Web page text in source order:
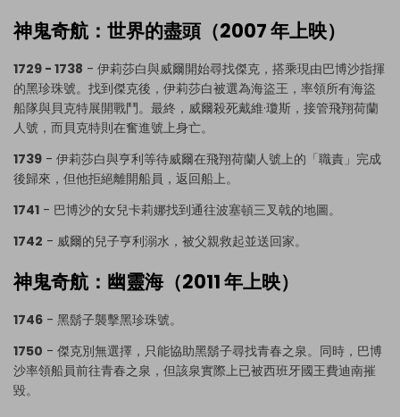
點擊查看完整尺寸圖片並線上編輯
神鬼奇航：世界的盡頭（2007 年上映）
1729 - 1738 - 伊莉莎白與威爾開始尋找傑克，搭乘現由巴博沙指揮
的黑珍珠號。找到傑克後，伊莉莎白被選為海盜王，率領所有海盜
船隊與貝克特展開戰鬥。最終，威爾殺死戴維·瓊斯，接管飛翔荷蘭
人號，而貝克特則在奮進號上身亡。
1739 - 伊莉莎白與亨利等待威爾在飛翔荷蘭人號上的「職責」完成
後歸來，但他拒絕離開船員，返回船上。
1741 - 巴博沙的女兒卡莉娜找到通往波塞頓三叉戟的地圖。
1742 - 威爾的兒子亨利溺水，被父親救起並送回家。
神鬼奇航：幽靈海（2011 年上映）
1746 - 黑鬍子襲擊黑珍珠號。
1750 - 傑克別無選擇，只能協助黑鬍子尋找青春之泉。同時，巴博
沙率領船員前往青春之泉，但該泉實際上已被西班牙國王費迪南摧
毀。